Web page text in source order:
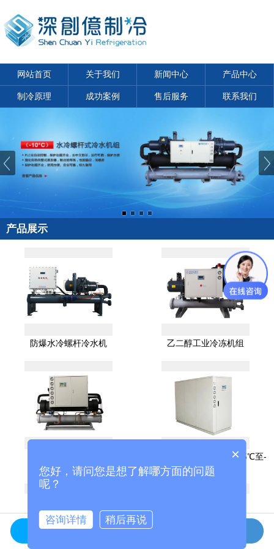
网站首页 关于我们 新闻中心 产品中心
制冷原理 成功案例 售后服务 联系我们
产品展示
防爆水冷螺杆冷水机 乙二醇工业冷冻机组
水冷箱式低温冷冻机组（-5℃至-
40℃可调）
×
您好，请问您是想了解哪方面的问题
呢？
咨询详情
稍后再说
在线咨询